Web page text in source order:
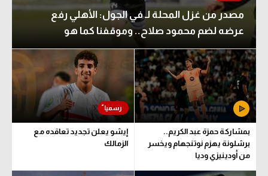
مصدر من غزل المحلة لـ في الجول: الأهلي رفع
عرضه لضم محمود صلاح.. وموقفنا كما هو
بمشاركة حمزة عبد الكريم..
برشلونة يهزم نوتنجهام ويخسر
من أودينيزي وديا
إيشو يعلن تجديد تعاقده مع
الزمالك